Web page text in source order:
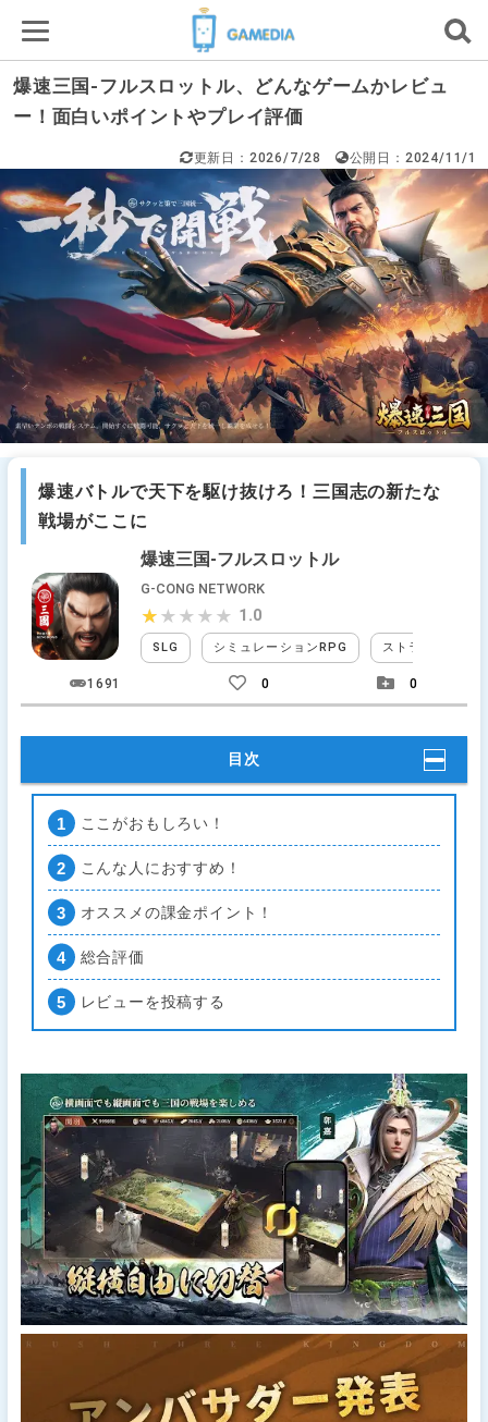
爆速三国-フルスロットル、どんなゲームかレビュ
ー！面白いポイントやプレイ評価
更新日：2026/7/28 公開日：2024/11/1
爆速バトルで天下を駆け抜けろ！三国志の新たな
戦場がここに
爆速三国-フルスロットル
G-CONG NETWORK
SLG シミュレーションRPG ストラテジー
★★★★★
★★★★★ 1.0
1691 0 0
目次
ここがおもしろい！
こんな人におすすめ！
オススメの課金ポイント！
総合評価
レビューを投稿する